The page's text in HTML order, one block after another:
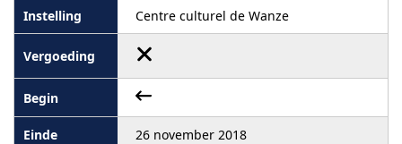
Centre culturel de Wanze
26 november 2018